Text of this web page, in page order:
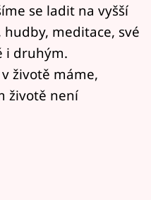
se ladit na vyšší
meditace, své
i druhým.
životě máme,
životě není